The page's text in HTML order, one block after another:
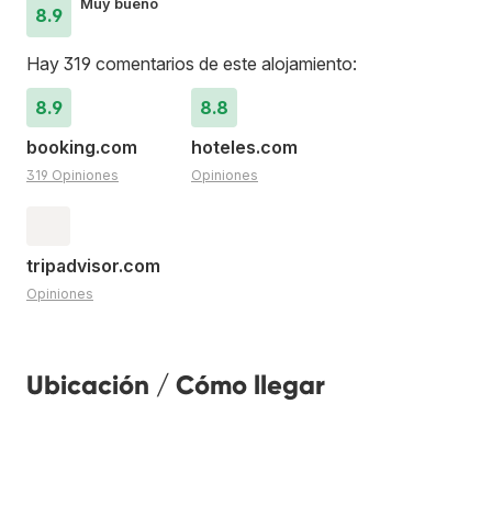
8.9
Muy bueno
Hay 319 comentarios de este alojamiento:
8.9
booking.com
319 Opiniones
8.8
hoteles.com
Opiniones
tripadvisor.com
Opiniones
Ubicación / Cómo llegar